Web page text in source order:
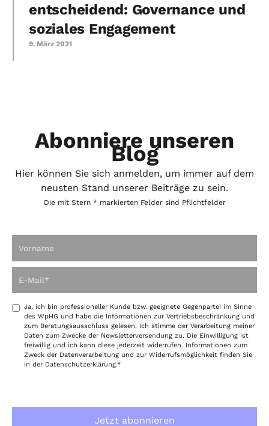
entscheidend: Governance und
soziales Engagement
9. März 2021
Abonniere unseren
Blog
Hier können Sie sich anmelden, um immer auf dem
neusten Stand unserer Beiträge zu sein.
Die mit Stern * markierten Felder sind Pflichtfelder
Ja, ich bin professioneller Kunde bzw. geeignete Gegenpartei im Sinne
des WpHG und habe die Informationen zur Vertriebsbeschränkung und
zum Beratungsausschluss gelesen. Ich stimme der Verarbeitung meiner
Daten zum Zwecke der Newsletterversendung zu. Die Einwilligung ist
freiwillig und ich kann diese jederzeit widerrufen. Informationen zum
Zweck der Datenverarbeitung und zur Widerrufsmöglichkeit finden Sie
in der Datenschutzerklärung.*